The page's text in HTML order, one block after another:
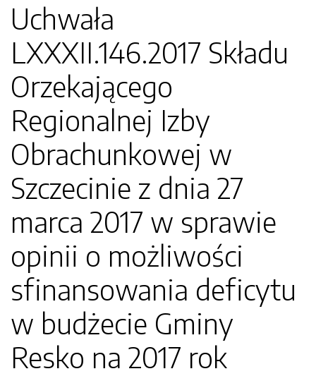
Uchwała
LXXXII.146.2017 Składu
Orzekającego
Regionalnej Izby
Obrachunkowej w
Szczecinie z dnia 27
marca 2017 w sprawie
opinii o możliwości
sfinansowania deficytu
w budżecie Gminy
Resko na 2017 rok